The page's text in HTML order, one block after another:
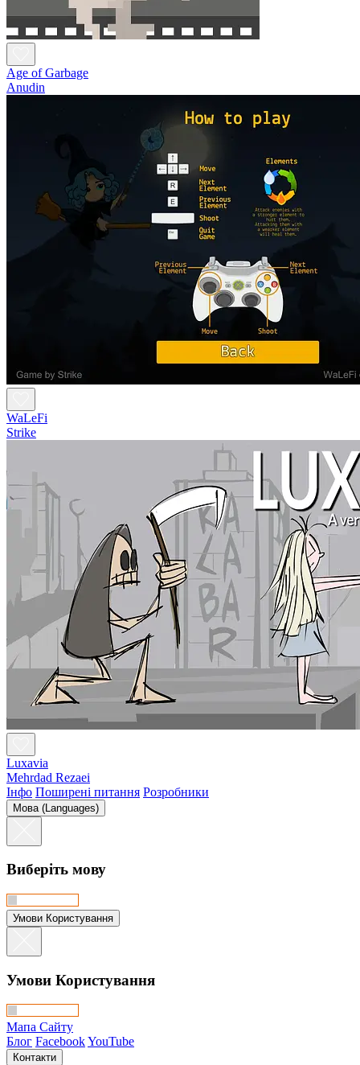
Age of Garbage
Anudin
WaLeFi
Strike
Luxavia
Mehrdad Rezaei
Інфо Поширені питання Розробники
Мова (Languages)
Виберіть мову
Умови Користування
Умови Користування
Мапа Сайту
Блог FacebookYouTube
Контакти